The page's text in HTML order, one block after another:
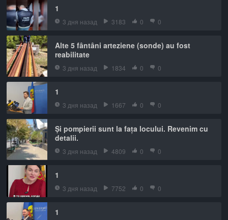
1
3 дня назад 3183 0 0
Alte 5 fântâni arteziene (sonde) au fost
reabilitate
3 дня назад 1834 0 0
1
3 дня назад 1667 0 0
Și pompierii sunt la fața locului. Revenim cu
detalii.
3 дня назад 4809 0 0
1
3 дня назад 7752 0 0
1